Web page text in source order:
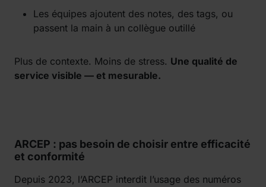
Les équipes ajoutent des notes, des tags, ou
passent la main à un collègue outillé
Plus de contexte. Moins de stress. Une qualité de
service visible — et mesurable.
ARCEP : pas besoin de choisir entre efficacité
et conformité
Depuis 2023, l’ARCEP interdit l’usage des numéros